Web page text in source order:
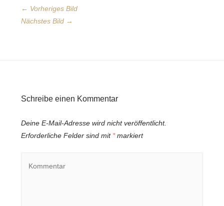
← Vorheriges Bild
Nächstes Bild →
Schreibe einen Kommentar
Deine E-Mail-Adresse wird nicht veröffentlicht.
Erforderliche Felder sind mit *markiert